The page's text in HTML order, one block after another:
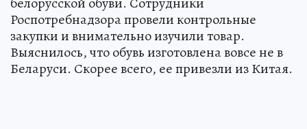
Роспотребнадзора провели контрольные
закупки и внимательно изучили товар.
Выяснилось, что обувь изготовлена вовсе не в
Беларуси. Скорее всего, ее привезли из Китая.